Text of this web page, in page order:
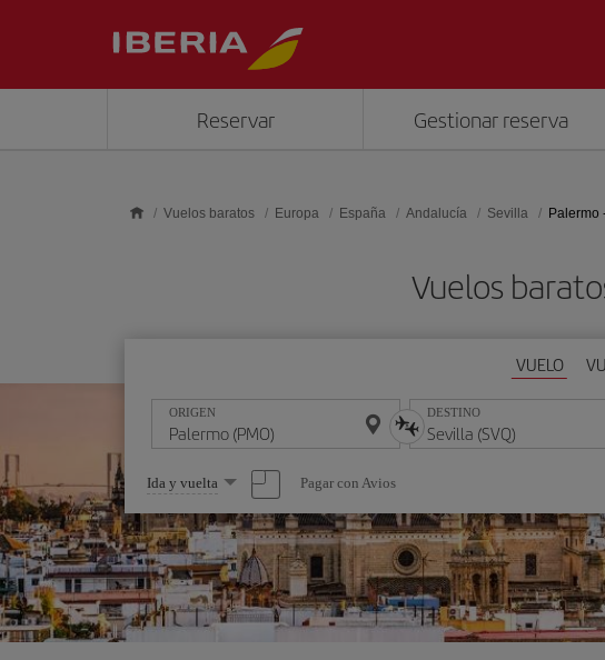
Reservar Gestionar reserva
Vuelos baratos Europa España Andalucía Sevilla Palermo
Vuelos
VUELO
ORIGEN DESTINO
Seleccione
una
opción
Ida y vuelta Pagar con Avios